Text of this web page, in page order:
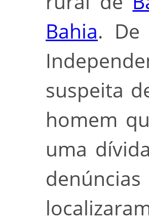
Bahia. De
suspeita
homem
uma